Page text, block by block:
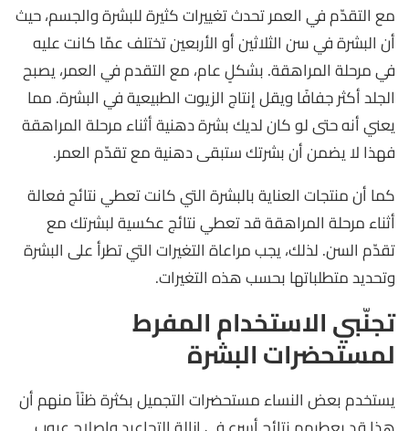
مع التقدّم في العمر تحدث تغييرات كثيرة للبشرة والجسم، حيث
أن البشرة في سن الثلاثين أو الأربعين تختلف عمّا كانت عليه
في مرحلة المراهقة. بشكلٍ عام، مع التقدم في العمر، يصبح
الجلد أكثر جفافًا ويقل إنتاج الزيوت الطبيعية في البشرة. مما
يعني أنه حتى لو كان لديك بشرة دهنية أثناء مرحلة المراهقة
فهذا لا يضمن أن بشرتك ستبقى دهنية مع تقدّم العمر.
كما أن منتجات العناية بالبشرة التي كانت تعطي نتائج فعالة
أثناء مرحلة المراهقة قد تعطي نتائج عكسية لبشرتك مع
تقدّم السن. لذلك، يجب مراعاة التغيرات التي تطرأ على البشرة
وتحديد متطلباتها بحسب هذه التغيرات.
تجنّبي الاستخدام المفرط
لمستحضرات البشرة
يستخدم بعض النساء مستحضرات التجميل بكثرة ظنًاً منهم أن